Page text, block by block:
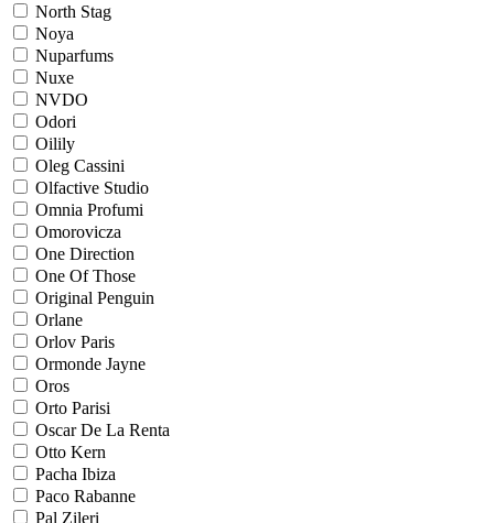
North Stag
Noya
Nuparfums
Nuxe
NVDO
Odori
Oilily
Oleg Cassini
Olfactive Studio
Omnia Profumi
Omorovicza
One Direction
One Of Those
Original Penguin
Orlane
Orlov Paris
Ormonde Jayne
Oros
Orto Parisi
Oscar De La Renta
Otto Kern
Pacha Ibiza
Paco Rabanne
Pal Zileri